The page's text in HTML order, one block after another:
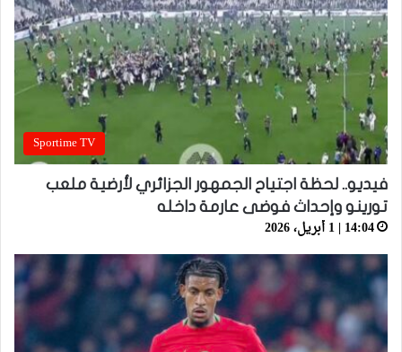
Sportime TV
فيديو.. لحظة اجتياح الجمهور الجزائري لأرضية ملعب
تورينو وإحداث فوضى عارمة داخله
14:04 | 1 أبريل، 2026